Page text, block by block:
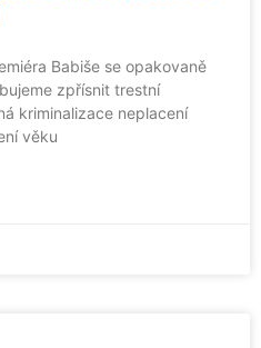
Babiše se opakovaně
zpřísnit trestní
kriminalizace neplacení
věku